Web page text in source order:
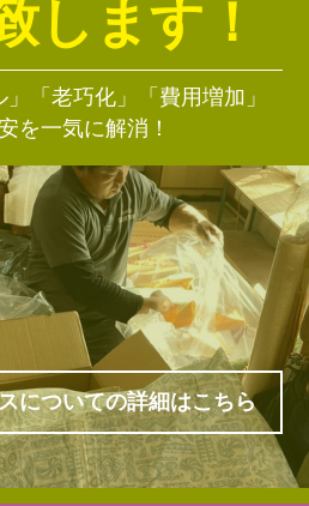
します！
」「老巧化」「費用増加」
を一気に解消！
についての詳細はこちら